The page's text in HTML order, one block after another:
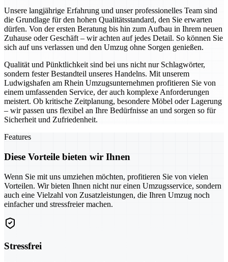
Unsere langjährige Erfahrung und unser professionelles Team sind
die Grundlage für den hohen Qualitätsstandard, den Sie erwarten
dürfen. Von der ersten Beratung bis hin zum Aufbau in Ihrem neuen
Zuhause oder Geschäft – wir achten auf jedes Detail. So können Sie
sich auf uns verlassen und den Umzug ohne Sorgen genießen.
Qualität und Pünktlichkeit sind bei uns nicht nur Schlagwörter,
sondern fester Bestandteil unseres Handelns. Mit unserem
Ludwigshafen am Rhein Umzugsunternehmen profitieren Sie von
einem umfassenden Service, der auch komplexe Anforderungen
meistert. Ob kritische Zeitplanung, besondere Möbel oder Lagerung
– wir passen uns flexibel an Ihre Bedürfnisse an und sorgen so für
Sicherheit und Zufriedenheit.
Features
Diese Vorteile bieten wir Ihnen
Wenn Sie mit uns umziehen möchten, profitieren Sie von vielen
Vorteilen. Wir bieten Ihnen nicht nur einen Umzugsservice, sondern
auch eine Vielzahl von Zusatzleistungen, die Ihren Umzug noch
einfacher und stressfreier machen.
Stressfrei